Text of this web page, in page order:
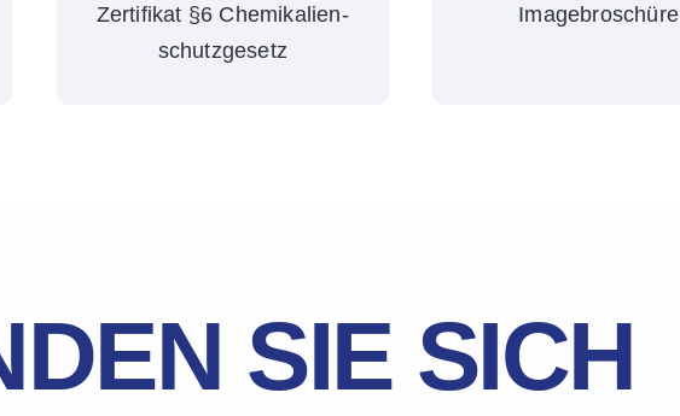
Zertifikat §6 Chemikalien-
schutzgesetz
Imagebroschüre
SIE SICH